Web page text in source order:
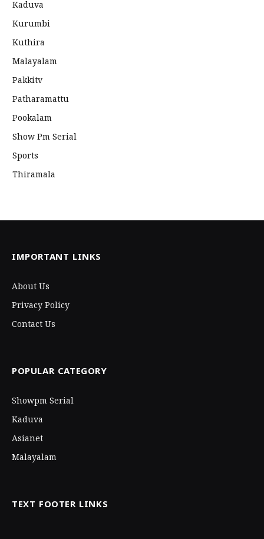
Kaduva
Kurumbi
Kuthira
Malayalam
Pakkitv
Patharamattu
Pookalam
Show Pm Serial
Sports
Thiramala
IMPORTANT LINKS
About Us
Privacy Policy
Contact Us
POPULAR CATEGORY
Showpm Serial
Kaduva
Asianet
Malayalam
TEXT FOOTER LINKS